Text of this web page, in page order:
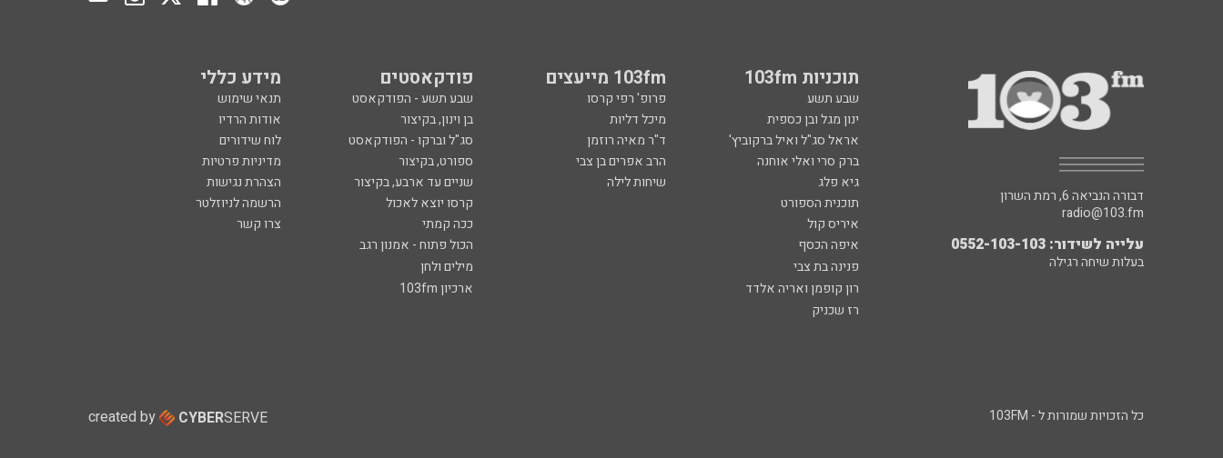
תוכניות 103fm 103fm מייעצים פודקאסטים מידע כללי
שבע תשע פרופ' רפי קרסו שבע תשע - הפודקאסט
תנאי שימוש
ינון מגל ובן כספית
מיכל דליות בן וינון, בקיצור
אודות הרדיו
אראל סג"ל ואיל ברקוביץ'
ד"ר מאיה רוזמן סג"ל וברקו - הפודקאסט
לוח שידורים
ברק סרי ואלי אוחנה
הרב אפרים בן צבי ספורט, בקיצור
מדיניות פרטיות
גיא פלג
שיחות לילה שניים עד ארבע, בקיצור
הצהרת נגישות
תוכנית הספורט
קרסו יוצא לאכול
הרשמה לניוזלטר
איריס קול
ככה קמתי
צרו קשר
איפה הכסף
הכול פתוח - אמנון רגב
פנינה בת צבי
מילים ולחן
רון קופמן ואריה אלדד
ארכיון 103fm
רז שכניק
דבורה הנביאה 6, רמת השרון
radio@103.fm
עלייה לשידור: 0552-103-103
בעלות שיחה רגילה
כל הזכויות שמורות ל - 103FM created by CYBERSERVE